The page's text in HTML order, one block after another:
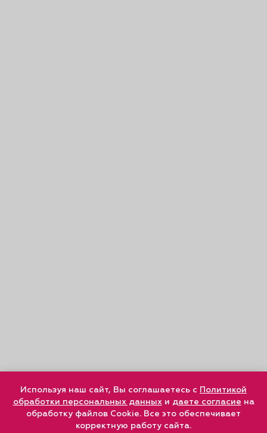
Используя наш сайт, Вы соглашаетесь с Политикой
обработки персональных данныхи даете согласие на
обработку файлов Cookie. Все это обеспечивает
корректную работу сайта.